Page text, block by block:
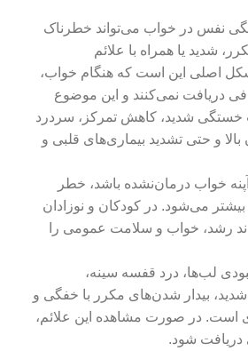
نفس در خواب می‌تواند خطرناک
شدید یا همراه با علائم
اصلی این است که هنگام خواب،
دریافت نمی‌کنند و این موضوع
خستگی شدید، کاهش تمرکز، سردرد
و حتی تشدید بیماری‌های قلبی و
خواب درمان‌نشده باشد، خطر
می‌شود. در کودکان و نوزادان
رشد، خواب و سلامت عمومی را
لب‌ها، درد قفسه سینه،
بیدار شدن‌های مکرر با خفگی و
در صورت مشاهده این علائم،
دریافت شود.